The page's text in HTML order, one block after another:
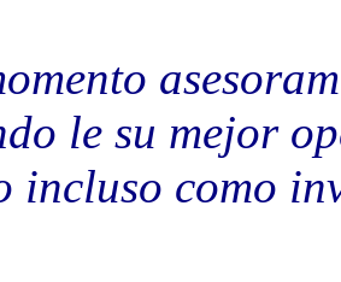
le su mejor
incluso como